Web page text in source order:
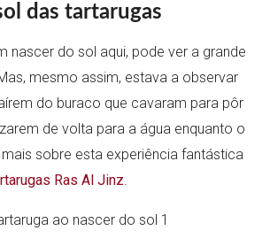
das tartarugas
nascer do sol aqui, pode ver a grande
mesmo assim, estava a observar
do buraco que cavaram para pôr
de volta para a água enquanto o
sobre esta experiência fantástica
Ras Al Jinz.